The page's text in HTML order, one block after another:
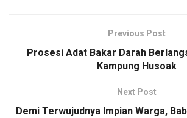
Previous Post
Prosesi Adat Bakar Darah
Kampung Husoak
Next Post
Demi Terwujudnya Impian Warga,